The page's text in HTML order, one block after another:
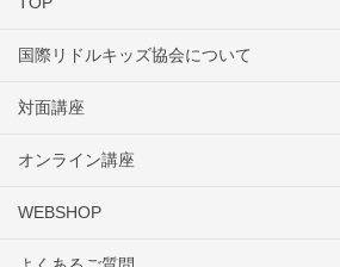
国際リドルキッズ協会について
対面講座
オンライン講座
WEBSHOP